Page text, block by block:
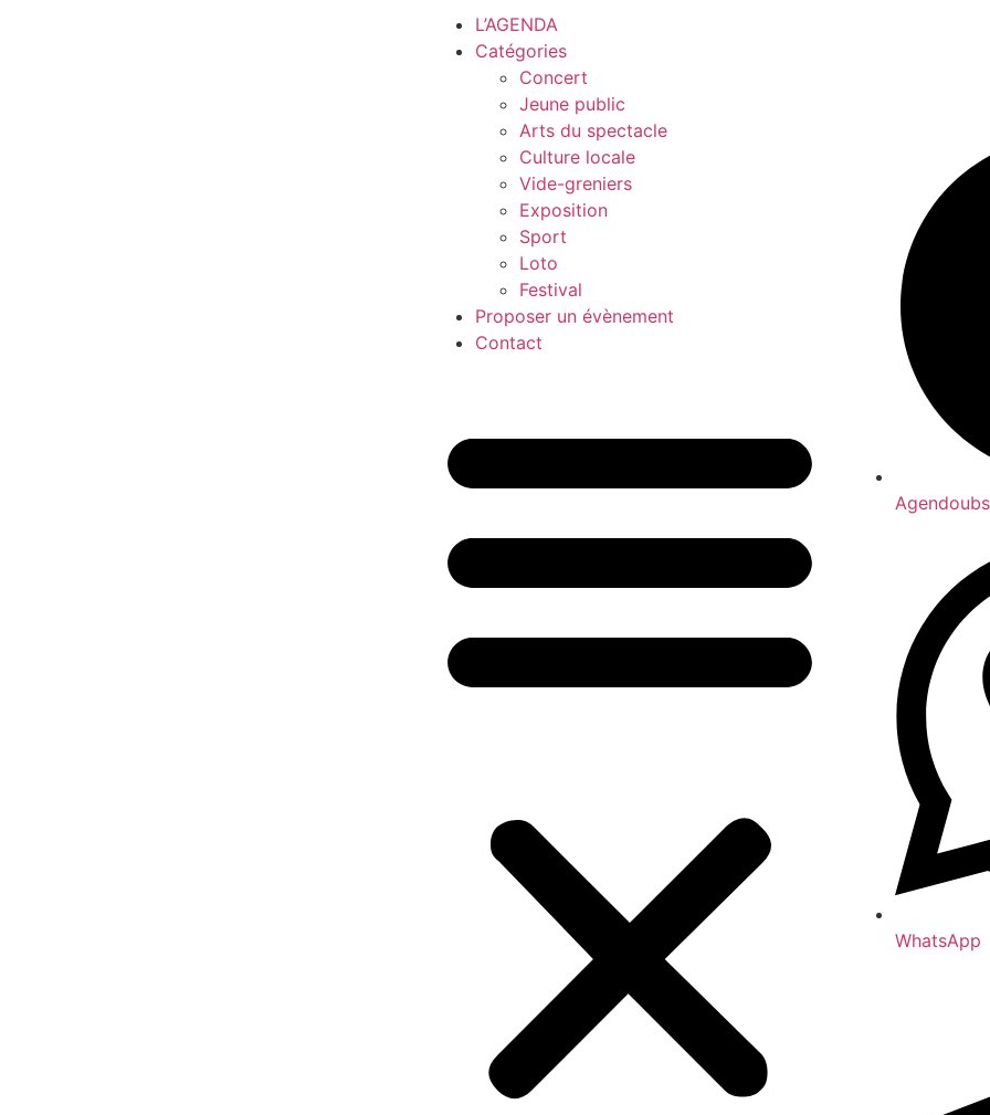
L’AGENDA
Catégories
Concert
Jeune public
Arts du spectacle
Culture locale
Vide-greniers
Exposition
Sport
Loto
Festival
Proposer un évènement
Contact
Agendoubs
WhatsApp